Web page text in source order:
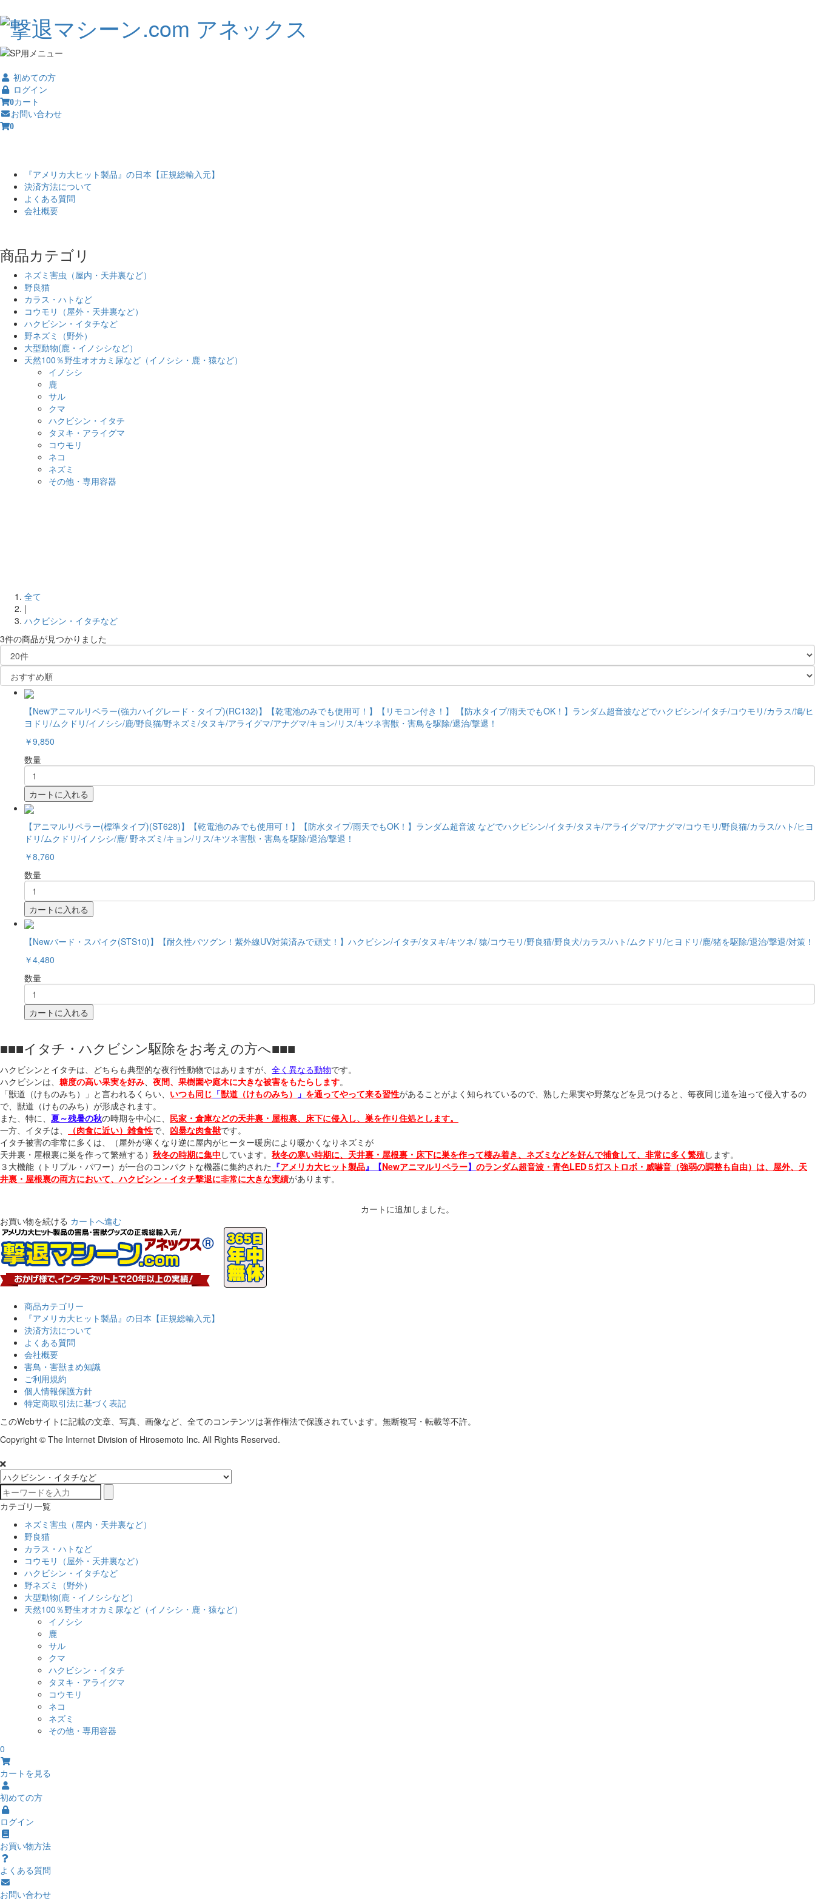
初めての方
ログイン
0カート
お問い合わせ
0
『アメリカ大ヒット製品』の日本【正規総輸入元】
決済方法について
よくある質問
会社概要
商品カテゴリ
ネズミ害虫（屋内・天井裏など）
野良猫
カラス・ハトなど
コウモリ（屋外・天井裏など）
ハクビシン・イタチなど
野ネズミ（野外）
大型動物(鹿・イノシシなど）
天然100％野生オオカミ尿など（イノシシ・鹿・猿など）
イノシシ
鹿
サル
クマ
ハクビシン・イタチ
タヌキ・アライグマ
コウモリ
ネコ
ネズミ
その他・専用容器
全て
|
ハクビシン・イタチなど
3件の商品が見つかりました
【Newアニマルリペラー(強力ハイグレード・タイプ)(RC132)】【乾電池のみでも使用可！】【リモコン付き！】 【防水タイプ/雨天でもOK！】ランダム超音波などでハクビシン/イタチ/コウモリ/カラス/鳩/ヒ
ヨドリ/ムクドリ/イノシシ/鹿/野良猫/野ネズミ/タヌキ/アライグマ/アナグマ/キョン/リス/キツネ害獣・害鳥を駆除/退治/撃退！
￥9,850
数量
カートに入れる
【アニマルリペラー(標準タイプ)(ST628)】【乾電池のみでも使用可！】【防水タイプ/雨天でもOK！】ランダム超音波 などでハクビシン/イタチ/タヌキ/アライグマ/アナグマ/コウモリ/野良猫/カラス/ハト/ヒヨ
ドリ/ムクドリ/イノシシ/鹿/ 野ネズミ/キョン/リス/キツネ害獣・害鳥を駆除/退治/撃退！
￥8,760
数量
カートに入れる
【Newバード・スパイク(STS10)】【耐久性バツグン！紫外線UV対策済みで頑丈！】ハクビシン/イタチ/タヌキ/キツネ/ 猿/コウモリ/野良猫/野良犬/カラス/ハト/ムクドリ/ヒヨドリ/鹿/猪を駆除/退治/撃退/対策！
￥4,480
数量
カートに入れる
■■■イタチ・ハクビシン駆除をお考えの方へ■■■
ハクビシンとイタチは、どちらも典型的な夜行性動物ではありますが、 全く異なる動物です。
ハクビシンは、 糖度の高い果実を好み、 夜間、果樹園や庭木に大きな被害をもたらします。
「獣道（けものみち）」と言われるくらい、 いつも同じ 「獣道（けものみち） 」 を通ってやって来る習性があることがよく知られているので、熟した果実や野菜などを見つけると、毎夜同じ道を辿って侵入するの
で、獣道（けものみち）が形成されます。
また、特に、 夏～残暑の秋の時期を中心に、 民家・倉庫などの天井裏・屋根裏、床下に侵入し、巣を作り住処とします。
一方、イタチは、
（肉食に近い）雑食性で、 凶暴な肉食獣です。
イタチ被害の非常に多くは、（屋外が寒くなり逆に屋内がヒーター暖房により暖かくなりネズミが
天井裏・屋根裏に巣を作って繁殖する） 秋冬の時期に集中 しています。 秋冬の寒い時期に、天井裏・屋根裏・床下に巣を作って棲み着き、ネズミなどを好んで捕食して、非常に多く繁殖します。
３大機能（トリプル・パワー）が一台のコンパクトな機器に集約された 『アメリカ大ヒット製品』 【Newアニマルリペラー】 のランダム超音波・青色LED５灯ストロボ・威嚇音（強弱の調整も自由）は、屋外、天
井裏・屋根裏の両方において、ハクビシン・イタチ撃退に非常に大きな実績があります。
カートに追加しました。
お買い物を続ける カートへ進む
商品カテゴリー
『アメリカ大ヒット製品』の日本【正規総輸入元】
決済方法について
よくある質問
会社概要
害鳥・害獣まめ知識
ご利用規約
個人情報保護方針
特定商取引法に基づく表記
このWebサイトに記載の文章、写真、画像など、全てのコンテンツは著作権法で保護されています。無断複写・転載等不許。
Copyright © The Internet Division of Hirosemoto Inc. All Rights Reserved.
カテゴリ一覧
ネズミ害虫（屋内・天井裏など）
野良猫
カラス・ハトなど
コウモリ（屋外・天井裏など）
ハクビシン・イタチなど
野ネズミ（野外）
大型動物(鹿・イノシシなど）
天然100％野生オオカミ尿など（イノシシ・鹿・猿など）
イノシシ
鹿
サル
クマ
ハクビシン・イタチ
タヌキ・アライグマ
コウモリ
ネコ
ネズミ
その他・専用容器
0
カートを見る
初めての方
ログイン
お買い物方法
よくある質問
お問い合わせ